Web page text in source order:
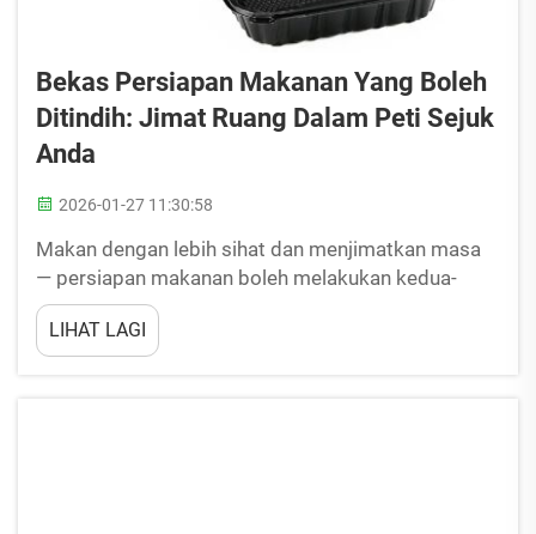
Bekas Persiapan Makanan Yang Boleh
Ditindih: Jimat Ruang Dalam Peti Sejuk
Anda
2026-01-27 11:30:58
Makan dengan lebih sihat dan menjimatkan masa
— persiapan makanan boleh melakukan kedua-
duanya. Salah satu perkara terbaik yang boleh anda
miliki untuk membantu anda dalam proses ini ialah
bekas persiapan makanan yang boleh ditindih.
LIHAT LAGI